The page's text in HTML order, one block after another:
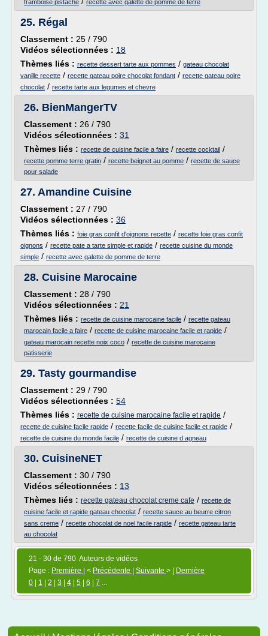
framboise pistache
recette avec galette de pomme de terre
25. Régal
Classement : 25 / 790
Vidéos sélectionnées : 18
Thèmes liés : recette dessert tarte aux pommes / gateau chocolat
vanille recette / recette gateau poire chocolat fondant / recette gateau poire
chocolat / recette tarte aux legumes et chevre
26. BienMangerTV
Classement : 26 / 790
Vidéos sélectionnées : 31
Thèmes liés : recette de cuisine facile a faire / recette cocktail /
recette pomme terre gratin / recette beignet au pomme / recette de sauce
pour salade
27. Amandine Cuisine
Classement : 27 / 790
Vidéos sélectionnées : 36
Thèmes liés : foie gras confit d'oignons recette / recette foie gras confit
oignons / recette pate a tarte simple et rapide / recette cuisine du monde
simple / recette avec galette de pomme de terre
28. Cuisine Marocaine
Classement : 28 / 790
Vidéos sélectionnées : 21
Thèmes liés : recette de cuisine marocaine facile / recette gateau
marocain facile a faire / recette de cuisine marocaine facile et rapide /
gateau marocain recette noix coco / recette de cuisine marocaine
patisserie
29. Tasty gourmandise
Classement : 29 / 790
Vidéos sélectionnées : 54
Thèmes liés : recette de cuisine marocaine facile et rapide /
recette de cuisine facile rapide / recette facile de cuisine facile et rapide /
recette de cuisine du monde facile / recette de cuisine d agneau
30. CuisineNET
Classement : 30 / 790
Vidéos sélectionnées : 13
Thèmes liés : recette gateau chocolat creme cafe / recette de
cuisine facile et rapide gateau chocolat / recette sauce au beurre citron
sans creme / recette chocolat de noel facile rapide / recette gateau tarte
au chocolat
21 - 30 de 790 Auteurs de vidéos
Page : Première | < Précédente Suivante > |
Dernière
0
1 2 3 4 5 6 7 ...